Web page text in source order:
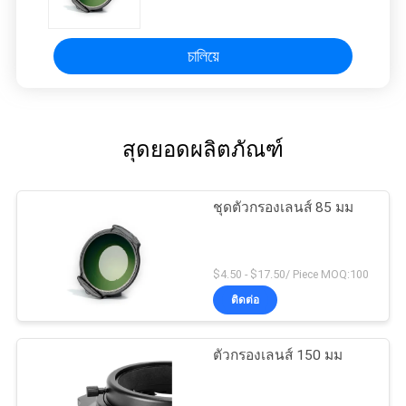
চালিয়ে
สุดยอดผลิตภัณฑ์
ชุดตัวกรองเลนส์ 85 มม
$4.50 - $17.50/ Piece MOQ:100
ติดต่อ
ตัวกรองเลนส์ 150 มม